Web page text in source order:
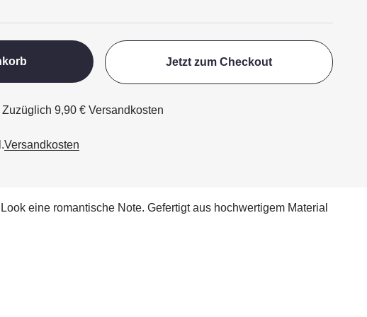
Jetzt zum Checkout
9,90 € Versandkosten
Versandkosten
eine romantische Note. Gefertigt aus hochwertigem Material